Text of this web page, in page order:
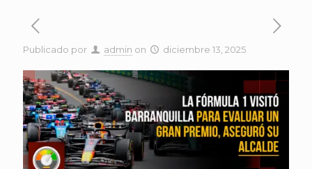
Publicado por admin on diciembre 13, 2025